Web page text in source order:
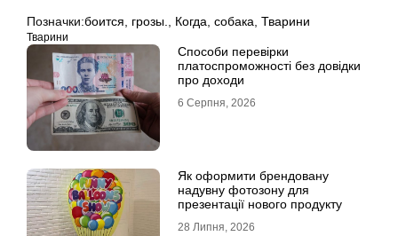
Позначки:боится грозы. Когда собака Тварини
Тварини
Способи перевірки
платоспроможності без довідки
про доходи
6 Серпня, 2026
Як оформити брендовану
надувну фотозону для
презентації нового продукту
28 Липня, 2026